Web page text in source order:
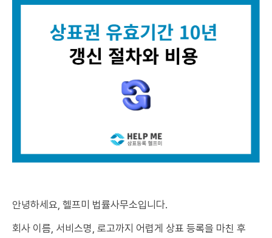
안녕하세요, 헬프미 법률사무소입니다.
회사 이름, 서비스명, 로고까지 어렵게 상표 등록을 마친 후